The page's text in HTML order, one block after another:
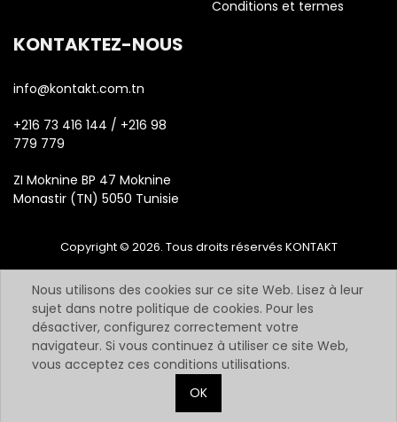
Conditions et termes
KONTAKTEZ-NOUS
info@kontakt.com.tn
+216 73 416 144 / +216 98
779 779
ZI Moknine BP 47 Moknine
Monastir (TN) 5050 Tunisie
Copyright © 2026. Tous droits réservés KONTAKT
Nous utilisons des cookies sur ce site Web. Lisez à leur
sujet dans notre politique de cookies. Pour les
désactiver, configurez correctement votre
navigateur. Si vous continuez à utiliser ce site Web,
vous acceptez ces conditions utilisations.
OK